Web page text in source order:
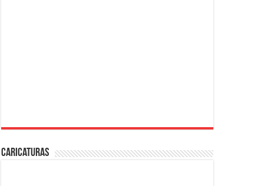
Caricaturas